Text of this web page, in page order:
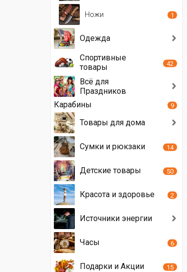
Ножи 1
Одежда
Спортивные
товары
42
Всё для
Праздников
Карабины
9
Товары для дома
Сумки и рюкзаки 14
Детские товары 50
Красота и здоровье 2
Источники энергии
Часы 6
Подарки и Акции 15